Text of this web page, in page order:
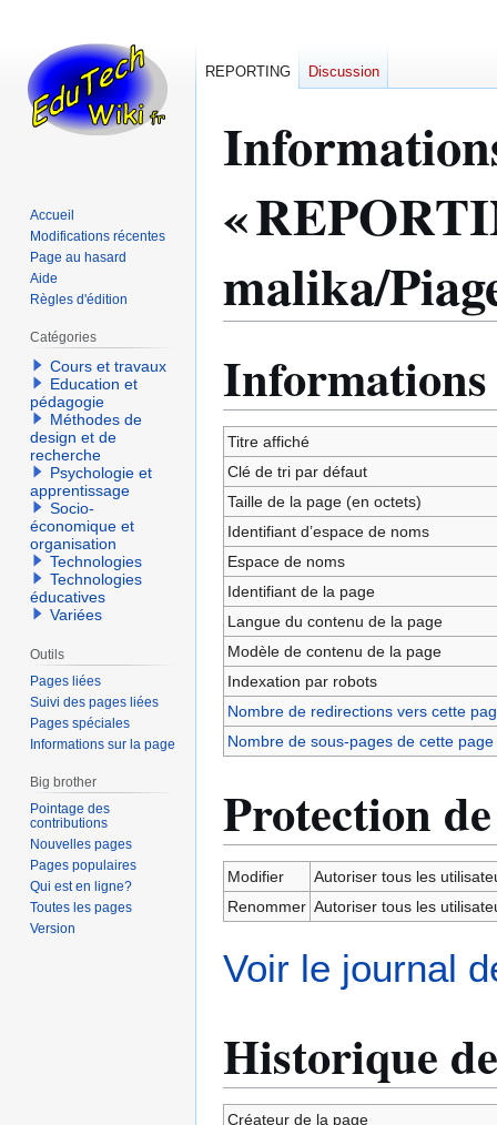
«
malika/
navigation
recherche
Informations
Titre affiché
Clé de tri par défaut
Taille de la page (en octets)
Identifiant dʼespace de noms
Espace de noms
Identifiant de la page
Langue du contenu de la page
Modèle de contenu de la page
Indexation par robots
Nombre de redirections vers cette
Nombre de sous-pages de cette page
Protection
Modifier
Autoriser tous les
Renommer Autoriser tous les
Voir le journal
Historique
Créateur de la page
REPORTING Discussion
Accueil
Modifications récentes
Page au hasard
Aide
Règles d'édition
Catégories
Cours et travaux
Education et
pédagogie
Méthodes de
design et de
recherche
Psychologie et
apprentissage
Socio-
économique et
organisation
Technologies
Technologies
éducatives
Variées
Outils
Pages liées
Suivi des pages liées
Pages spéciales
Informations sur la page
Big brother
Pointage des
contributions
Nouvelles pages
Pages populaires
Qui est en ligne?
Toutes les pages
Version